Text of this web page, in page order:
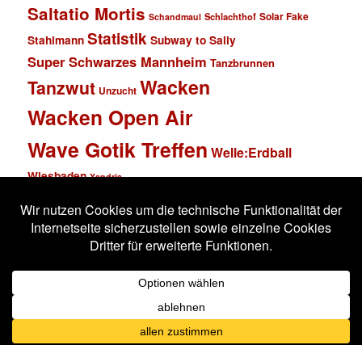
Saltatio Mortis Schandmaul Schlachthof Solar Fake
Stahlmann Statistik Subway to Sally
Super Schwarzes Mannheim Tanzbrunnen
Tanzwut Unzucht Wacken
Wacken Open Air
Wave Gotik Treffen Welle:Erdball
Wiesbaden Xandria
Impressum
Stolz präsentiert von WordPress